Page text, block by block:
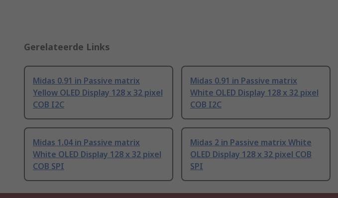
Gerelateerde Links
Midas 0.91 in Passive matrix
Yellow OLED Display 128 x 32 pixel
COB I2C
Midas 0.91 in Passive matrix
White OLED Display 128 x 32 pixel
COB I2C
Midas 1.04 in Passive matrix
White OLED Display 128 x 32 pixel
COB SPI
Midas 2 in Passive matrix White
OLED Display 128 x 32 pixel COB
SPI